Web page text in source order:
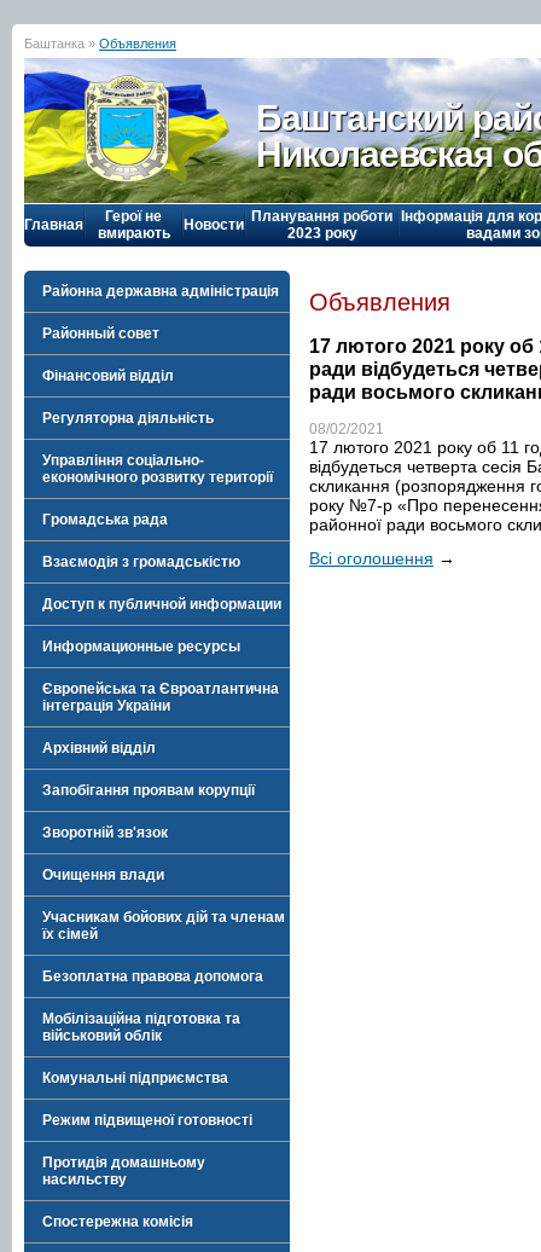
Баштанка » Объявления
Баштанский
Николаевская
Главная
Герої не
вмирають
Новости Планування роботи
2023 року
Інформація для
вадами
Районна державна адміністрація
Районный совет
Фінансовий відділ
Регуляторна діяльність
Управління соціально-
економічного розвитку території
Громадська рада
Взаємодія з громадськістю
Доступ к публичной информации
Информационные ресурсы
Європейська та Євроатлантична
інтеграція України
Архівний відділ
Запобігання проявам корупції
Зворотній зв'язок
Очищення влади
Учасникам бойових дій та членам
їх сімей
Безоплатна правова допомога
Мобілізаційна підготовка та
військовий облік
Комунальні підприємства
Режим підвищеної готовності
Протидія домашньому
насильству
Спостережна комісія
Объявления
17 лютого 2021 року об
ради відбудеться
ради восьмого
08/02/2021
17 лютого 2021 року об 11
відбудеться четверта сесія
скликання (розпорядження
року №7-р «Про перенесення
районної ради восьмого
Всі оголошення →